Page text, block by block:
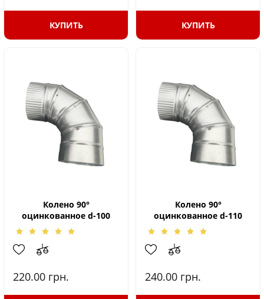
КУПИТЬ КУПИТЬ
Колено 90°
оцинкованное d-100
220.00 грн.
Колено 90°
оцинкованное d-110
240.00 грн.